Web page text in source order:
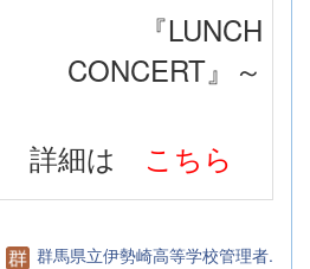
『LUNCH
CONCERT』～
詳細は こちら
群馬県立伊勢崎高等学校管理者.